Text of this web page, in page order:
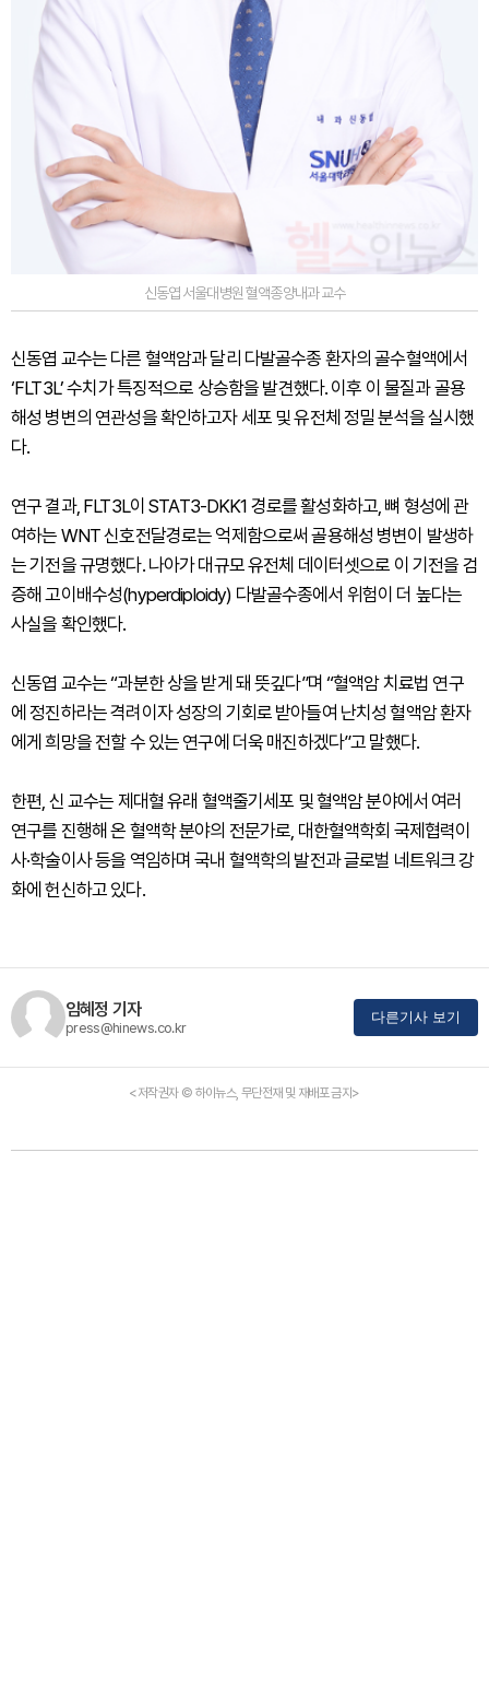
신동엽 서울대병원 혈액종양내과 교수
신동엽 교수는 다른 혈액암과 달리 다발골수종 환자의 골수혈액에서
‘FLT3L’ 수치가 특징적으로 상승함을 발견했다. 이후 이 물질과 골용
해성 병변의 연관성을 확인하고자 세포 및 유전체 정밀 분석을 실시했
다.
연구 결과, FLT3L이 STAT3-DKK1 경로를 활성화하고, 뼈 형성에 관
여하는 WNT 신호전달경로는 억제함으로써 골용해성 병변이 발생하
는 기전을 규명했다. 나아가 대규모 유전체 데이터셋으로 이 기전을 검
증해 고이배수성(hyperdiploidy) 다발골수종에서 위험이 더 높다는
사실을 확인했다.
신동엽 교수는 “과분한 상을 받게 돼 뜻깊다”며 “혈액암 치료법 연구
에 정진하라는 격려이자 성장의 기회로 받아들여 난치성 혈액암 환자
에게 희망을 전할 수 있는 연구에 더욱 매진하겠다”고 말했다.
한편, 신 교수는 제대혈 유래 혈액줄기세포 및 혈액암 분야에서 여러
연구를 진행해 온 혈액학 분야의 전문가로, 대한혈액학회 국제협력이
사·학술이사 등을 역임하며 국내 혈액학의 발전과 글로벌 네트워크 강
화에 헌신하고 있다.
임혜정 기자
press@hinews.co.kr
다른기사 보기
<저작권자 © 하이뉴스, 무단전재 및 재배포 금지>